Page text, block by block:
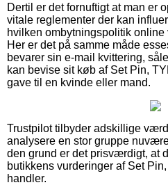
Dertil er det fornuftigt at man er
vitale reglementer der kan
hvilken ombytningspolitik
Her er det på samme måde
bevarer sin e-mail kvittering,
kan bevise sit køb af Set Pin,
gave til en kvinde eller mand.
Trustpilot tilbyder adskillige
analysere en stor gruppe
den grund er det prisværdigt, at
butikkens vurderinger af Set
handler.